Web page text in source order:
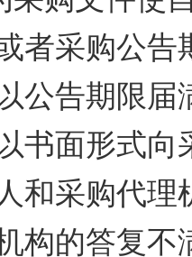
者采购公
公告期限
书面形式
和采购代
构的答复